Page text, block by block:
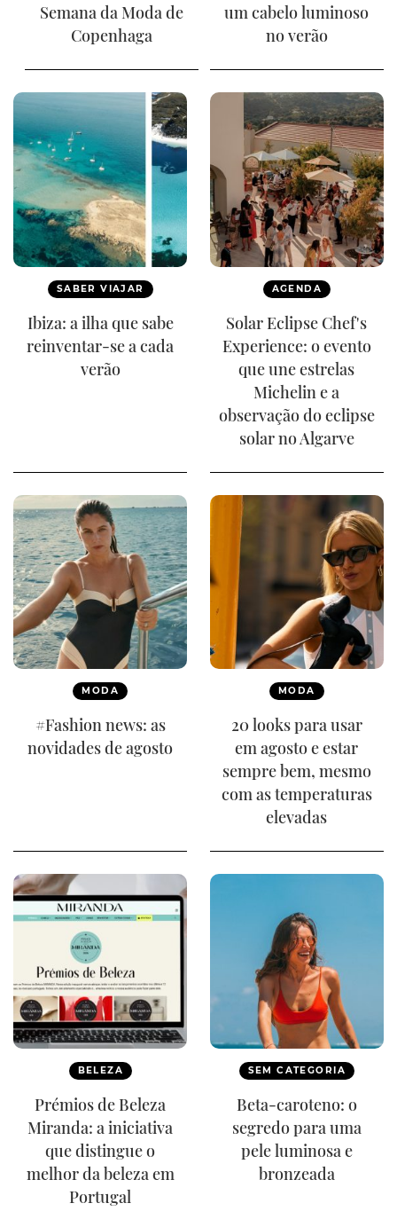
Semana da Moda de
Copenhaga
um cabelo luminoso
no verão
SABER VIAJAR
Ibiza: a ilha que sabe
reinventar-se a cada
verão
AGENDA
Solar Eclipse Chef's
Experience: o evento
que une estrelas
Michelin e a
observação do eclipse
solar no Algarve
MODA
#Fashion news: as
novidades de agosto
MODA
20 looks para usar
em agosto e estar
sempre bem, mesmo
com as temperaturas
elevadas
BELEZA
Prémios de Beleza
Miranda: a iniciativa
que distingue o
melhor da beleza em
Portugal
SEM CATEGORIA
Beta-caroteno: o
segredo para uma
pele luminosa e
bronzeada